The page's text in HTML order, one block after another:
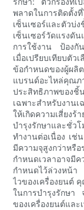
พลาดในการติดตั้ง
เซ็นเซอร์และตัว
เซ็นเซอร์วัดแรงดัน
การใช้งาน ป้องกัน
เมื่อเปรียบเทียบตัว
ข้อกำหนดของผู้ผลิ
แบรนด์อะไหล่คุณภ
ประสิทธิภาพของชิ้
เฉพาะสำหรับงาน
ให้เกิดความเสี่ยง
บำรุงรักษาและชั่
ทำงานต่อเนื่อง เช่
มีความจุสูงกว่าหรื
กำหนดเวลาอาจมีค
กำหนดไว้ล่วงหน้า
ไวของเครื่องยนต์
ในการบำรุงรักษา
ของเครื่องยนต์แล